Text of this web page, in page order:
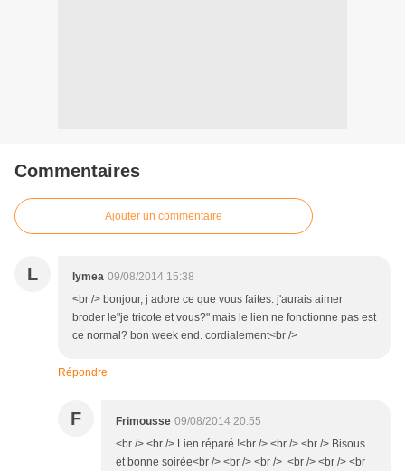
Commentaires
Ajouter un commentaire
L lymea 09/08/2014 15:38
<br /> bonjour, j adore ce que vous faites. j'aurais aimer
broder le"je tricote et vous?" mais le lien ne fonctionne pas est
ce normal? bon week end. cordialement<br />
Répondre
F Frimousse 09/08/2014 20:55
<br /> <br /> Lien réparé !<br /> <br /> <br /> Bisous
et bonne soirée<br /> <br /> <br /> <br /> <br /> <br